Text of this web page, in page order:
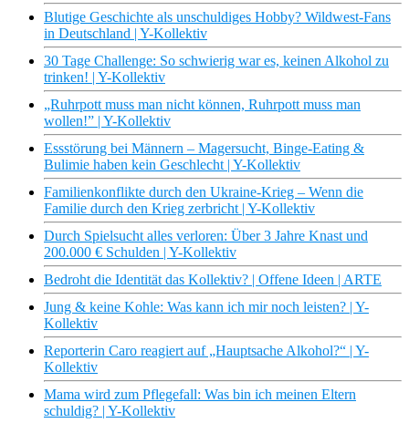
Blutige Geschichte als unschuldiges Hobby? Wildwest-Fans
in Deutschland | Y-Kollektiv
30 Tage Challenge: So schwierig war es, keinen Alkohol zu
trinken! | Y-Kollektiv
„Ruhrpott muss man nicht können, Ruhrpott muss man
wollen!” | Y-Kollektiv
Essstörung bei Männern – Magersucht, Binge-Eating &
Bulimie haben kein Geschlecht | Y-Kollektiv
Familienkonflikte durch den Ukraine-Krieg – Wenn die
Familie durch den Krieg zerbricht | Y-Kollektiv
Durch Spielsucht alles verloren: Über 3 Jahre Knast und
200.000 € Schulden | Y-Kollektiv
Bedroht die Identität das Kollektiv? | Offene Ideen | ARTE
Jung & keine Kohle: Was kann ich mir noch leisten? | Y-
Kollektiv
Reporterin Caro reagiert auf „Hauptsache Alkohol?“ | Y-
Kollektiv
Mama wird zum Pflegefall: Was bin ich meinen Eltern
schuldig? | Y-Kollektiv